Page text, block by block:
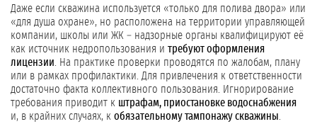
Даже если скважина используется «только для полива двора» или
«для душа охране», но расположена на территории управляющей
компании, школы или ЖК – надзорные органы квалифицируют её
как источник недропользования и требуют оформления
лицензии . На практике проверки проводятся по жалобам, плану
или в рамках профилактики. Для привлечения к ответственности
достаточно факта коллективного пользования. Игнорирование
требования приводит к штрафам, приостановке водоснабжения
и, в крайних случаях, к обязательному тампонажу скважины